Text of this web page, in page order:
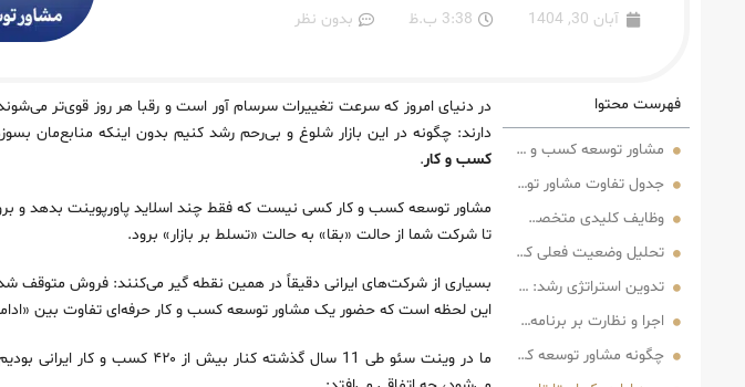
آبان 30, 1404 3:38 ب.ظ بدون نظر
فهرست محتوا
مشاور توسعه کسب و کار کیست و چرا الان به آن نیاز دارید؟
جدول تفاوت مشاور توسعه کسب و کار با مربی کسب و کار، کوچ و مشاور معمولی
وظایف کلیدی متخصص توسعه کسب‌ و کار در رشد شرکت‌ها
تحلیل وضعیت فعلی کسب‌ و کار: اولین گام مشاور توسعه کسب و کار
تدوین استراتژی رشد: قلب تپنده نقش مشاور توسعه کسب و کار
اجرا و نظارت بر برنامه‌ها: چرا مشاور توسعه کسب و کار فراتر از مشاوره است؟
چگونه مشاور توسعه کسب و کار شرکت‌ ها را متحول کرد؟
در دنیای امروز که سرعت تغییرات سرسام‌ آور است و رقبا هر روز قوی‌تر
دارند: چگونه در این بازار شلوغ و بی‌رحم رشد کنیم بدون اینکه منابع‌مان
کسب و کار.
مشاور توسعه کسب و کار کسی نیست که فقط چند اسلاید پاورپوینت بدهد و
تا شرکت شما از حالت «بقا» به حالت «تسلط بر بازار» برود.
بسیاری از شرکت‌های ایرانی دقیقاً در همین نقطه گیر می‌کنند: فروش متوقف شده،
این لحظه است که حضور یک مشاور توسعه کسب و کار حرفه‌ای تفاوت بین
ما در وینت سئو طی 11 سال گذشته